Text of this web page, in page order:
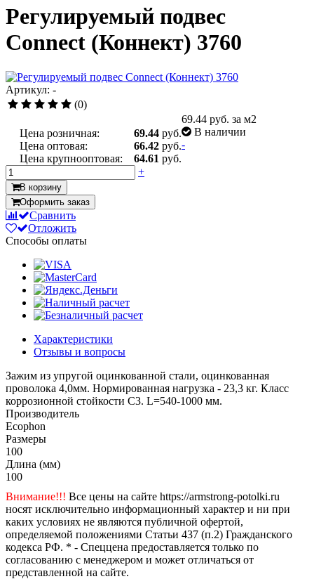
Регулируемый подвес
Connect (Коннект) 3760
Артикул: -
(0)
Цена розничная: 69.44 руб.
Цена оптовая:
66.42 руб.
Цена крупнооптовая:
64.61 руб.
69.44 руб. за м2
В наличии
-
+
В корзину
Оформить заказ
Сравнить
Отложить
Способы оплаты
Характеристики
Отзывы и вопросы
Зажим из упругой оцинкованной стали, оцинкованная
проволока 4,0мм. Нормированная нагрузка - 23,3 кг. Класс
коррозионной стойкости C3. L=540-1000 мм.
Производитель
Ecophon
Размеры
100
Длина (мм)
100
Внимание!!! Все цены на сайте https://armstrong-potolki.ru
носят исключительно информационный характер и ни при
каких условиях не являются публичной офертой,
определяемой положениями Статьи 437 (п.2) Гражданского
кодекса РФ. * - Спеццена предоставляется только по
согласованию с менеджером и может отличаться от
представленной на сайте.